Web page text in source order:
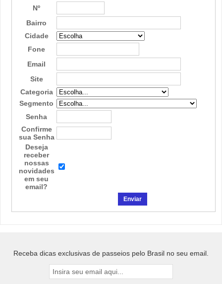
Nº
Bairro
Cidade
Fone
Email
Site
Categoria
Segmento
Senha
Confirme
sua Senha
Deseja
receber
nossas
novidades
em seu
email?
Receba dicas exclusivas de passeios pelo Brasil no seu email.